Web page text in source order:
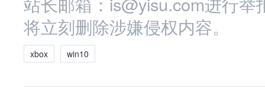
将立刻删除涉嫌侵权内容。
xbox win10